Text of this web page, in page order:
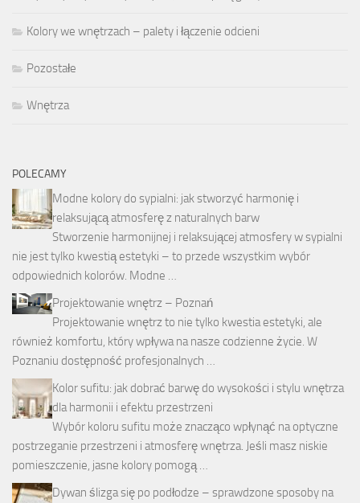
Kolory we wnętrzach – palety i łączenie odcieni
Pozostałe
Wnętrza
POLECAMY
Modne kolory do sypialni: jak stworzyć harmonię i
relaksującą atmosferę z naturalnych barw
Stworzenie harmonijnej i relaksującej atmosfery w sypialni
nie jest tylko kwestią estetyki – to przede wszystkim wybór
odpowiednich kolorów. Modne …
Projektowanie wnętrz – Poznań
Projektowanie wnętrz to nie tylko kwestia estetyki, ale
również komfortu, który wpływa na nasze codzienne życie. W
Poznaniu dostępność profesjonalnych …
Kolor sufitu: jak dobrać barwę do wysokości i stylu wnętrza
dla harmonii i efektu przestrzeni
Wybór koloru sufitu może znacząco wpłynąć na optyczne
postrzeganie przestrzeni i atmosferę wnętrza. Jeśli masz niskie
pomieszczenie, jasne kolory pomogą …
Dywan ślizga się po podłodze – sprawdzone sposoby na